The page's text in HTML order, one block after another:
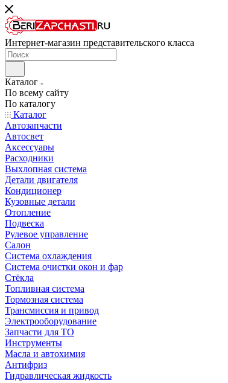
Интернет-магазин представительского класса
Каталог
По всему сайту
По каталогу
Каталог
Автозапчасти
Автосвет
Аксессуары
Расходники
Выхлопная система
Детали двигателя
Кондиционер
Кузовные детали
Отопление
Подвеска
Рулевое управление
Салон
Система охлаждения
Система очистки окон и фар
Стёкла
Топливная система
Тормозная система
Трансмиссия и привод
Электрооборудование
Запчасти для ТО
Инструменты
Масла и автохимия
Антифриз
Гидравлическая жидкость